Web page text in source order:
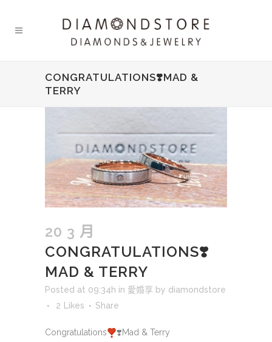
CONGRATULATIONS❣️MAD &
TERRY
20 3 月
CONGRATULATIONS❣️
MAD & TERRY
Posted at 09:34h in 愛婚享 by diamondstore
2 Likes Share
Congratulations ❣️Mad & Terry